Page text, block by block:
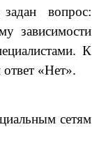
вопрос:
зависимости
К
«Нет».
сетям